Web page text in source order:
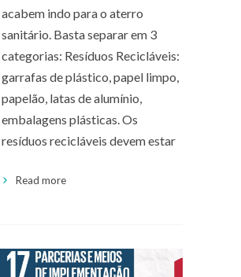
acabem indo para o aterro
sanitário. Basta separar em 3
categorias: Resíduos Recicláveis:
garrafas de plástico, papel limpo,
papelão, latas de alumínio,
embalagens plásticas. Os
resíduos recicláveis devem estar
Read more